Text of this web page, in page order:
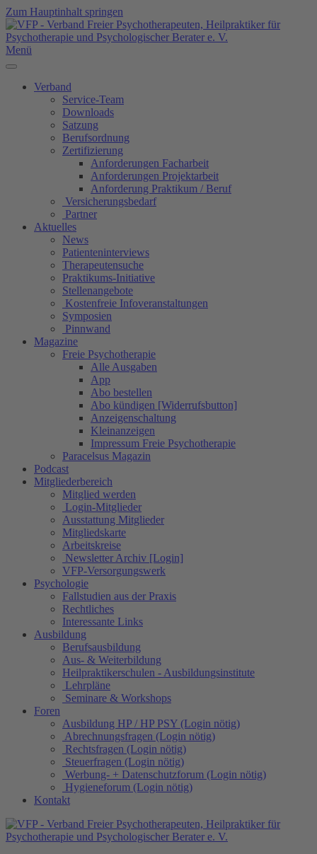
Zum Hauptinhalt springen
Menü
Verband
Service-Team
Downloads
Satzung
Berufsordnung
Zertifizierung
Anforderungen Facharbeit
Anforderungen Projektarbeit
Anforderung Praktikum / Beruf
Versicherungsbedarf
Partner
Aktuelles
News
Patienteninterviews
Therapeutensuche
Praktikums-Initiative
Stellenangebote
Kostenfreie Infoveranstaltungen
Symposien
Pinnwand
Magazine
Freie Psychotherapie
Alle Ausgaben
App
Abo bestellen
Abo kündigen [Widerrufsbutton]
Anzeigenschaltung
Kleinanzeigen
Impressum Freie Psychotherapie
Paracelsus Magazin
Podcast
Mitgliederbereich
Mitglied werden
Login-Mitglieder
Ausstattung Mitglieder
Mitgliedskarte
Arbeitskreise
Newsletter Archiv [Login]
VFP-Versorgungswerk
Psychologie
Fallstudien aus der Praxis
Rechtliches
Interessante Links
Ausbildung
Berufsausbildung
Aus- & Weiterbildung
Heilpraktikerschulen - Ausbildungsinstitute
Lehrpläne
Seminare & Workshops
Foren
Ausbildung HP / HP PSY (Login nötig)
Abrechnungsfragen (Login nötig)
Rechtsfragen (Login nötig)
Steuerfragen (Login nötig)
Werbung- + Datenschutzforum (Login nötig)
Hygieneforum (Login nötig)
Kontakt